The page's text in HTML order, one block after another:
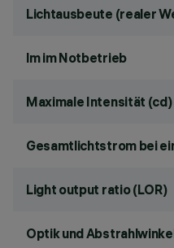
Lichtausbeute (realer
lm im Notbetrieb
Maximale Intensität (cd)
Gesamtlichtstrom bei
Light output ratio (LOR)
Optik und